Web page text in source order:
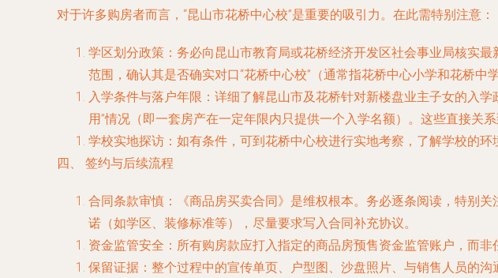
对于许多购房者而言，“昆山市花桥中心校”是重要的吸引力。在此需特别注意：
学区划分政策 ：务必向昆山市教育局或花桥经济开发区社会事业局核实
范围，确认其是否确实对口“花桥中心校”（通常指花桥中心小学和花桥中
入学条件与落户年限 ：详细了解昆山市及花桥针对新楼盘业主子女的入
用”情况（即一套房产在一定年限内只提供一个入学名额）。这些直接关系
学校实地探访 ：如有条件，可到花桥中心校进行实地考察，了解学校的
四、 签约与后续流程
合同条款审慎 ：《商品房买卖合同》是维权根本。务必逐条阅读，特别
诺（如学区、装修标准等），尽量要求写入合同补充协议。
资金监管安全 ：所有购房款应打入指定的商品房预售资金监管账户，而
保留证据 ：整个过程中的宣传单页、户型图、沙盘照片、与销售人员的